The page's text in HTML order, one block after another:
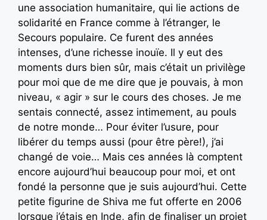
une association humanitaire, qui lie actions de
solidarité en France comme à l’étranger, le
Secours populaire. Ce furent des années
intenses, d’une richesse inouïe. Il y eut des
moments durs bien sûr, mais c’était un privilège
pour moi que de me dire que je pouvais, à mon
niveau, « agir » sur le cours des choses. Je me
sentais connecté, assez intimement, au pouls
de notre monde… Pour éviter l’usure, pour
libérer du temps aussi (pour être père!), j’ai
changé de voie… Mais ces années là comptent
encore aujourd’hui beaucoup pour moi, et ont
fondé la personne que je suis aujourd’hui. Cette
petite figurine de Shiva me fut offerte en 2006
lorsque j’étais en Inde, afin de finaliser un projet